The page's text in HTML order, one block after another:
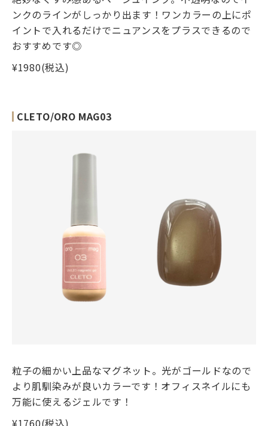
ンクのラインがしっかり出ます！ワンカラーの上にポ
イントで入れるだけでニュアンスをプラスできるので
おすすめです◎
¥1980(税込)
CLETO/ORO MAG03
粒子の細かい上品なマグネット。光がゴールドなので
より肌馴染みが良いカラーです！オフィスネイルにも
万能に使えるジェルです！